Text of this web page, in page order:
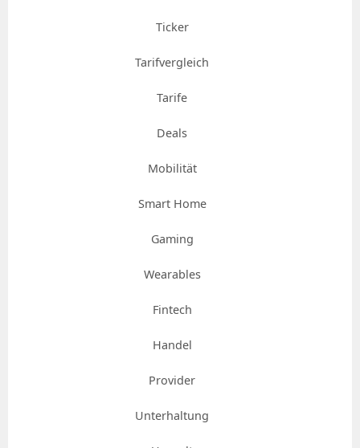
Ticker
Tarifvergleich
Tarife
Deals
Mobilität
Smart Home
Gaming
Wearables
Fintech
Handel
Provider
Unterhaltung